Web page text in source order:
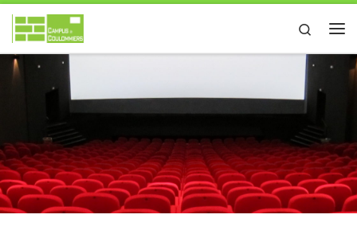
Passer au contenu
Search